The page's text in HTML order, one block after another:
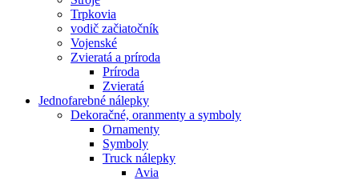
Trpkovia
vodič začiatočník
Vojenské
Zvieratá a príroda
Príroda
Zvieratá
Jednofarebné nálepky
Dekoračné, oranmenty a symboly
Ornamenty
Symboly
Truck nálepky
Avia